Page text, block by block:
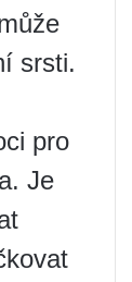
srsti.
pro
Je